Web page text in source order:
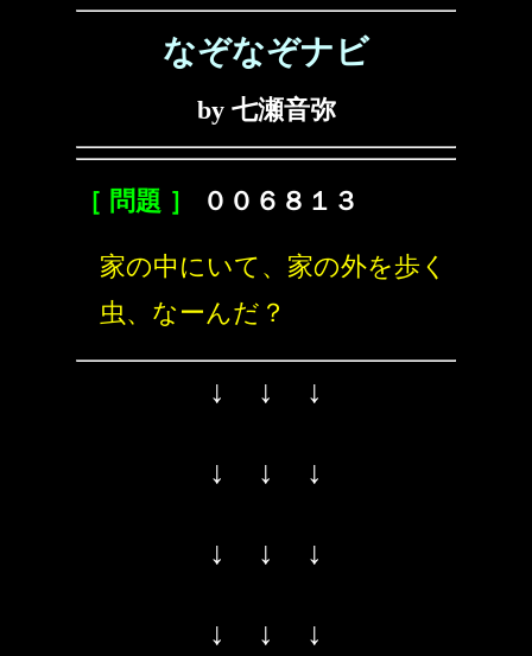
なぞなぞナビ
by 七瀬音弥
［ 問題 ］ ００６８１３
家の中にいて、家の外を歩く
虫、なーんだ？
↓ ↓ ↓
↓ ↓ ↓
↓ ↓ ↓
↓ ↓ ↓